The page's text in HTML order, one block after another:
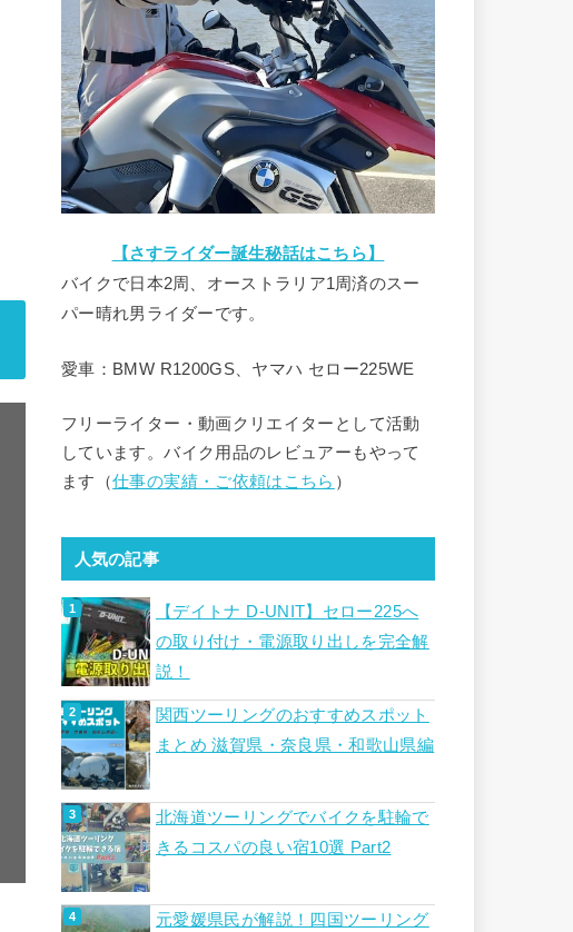
【さすライダー誕生秘話はこちら】
バイクで日本2周、オーストラリア1周済のスー
パー晴れ男ライダーです。
愛車：BMW R1200GS、ヤマハ セロー225WE
フリーライター・動画クリエイターとして活動
しています。バイク用品のレビュアーもやって
ます（仕事の実績・ご依頼はこちら ）
人気の記事
【デイトナ D-UNIT】セロー225へ
の取り付け・電源取り出しを完全解
説！
関西ツーリングのおすすめスポット
まとめ 滋賀県・奈良県・和歌山県編
北海道ツーリングでバイクを駐輪で
きるコスパの良い宿10選 Part2
元愛媛県民が解説！四国ツーリング